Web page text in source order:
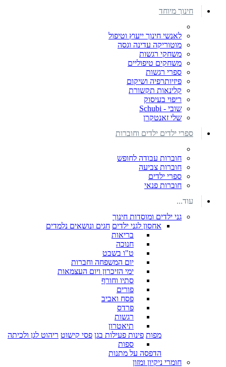
חינוך מיוחד
לאנשי חינוך ייעוץ וטיפול
מוטוריקה עדינה וגסה
משחקי רגשות
משחקים טיפוליים
ספרי רגשות
פיזיותרפיה ושיקום
קלינאות תקשורת
ריפוי בעיסוק
שובי - Schubi
שלי זאנטקרן
ספרי ילדים ילדים וחוברות
חוברות עבודה לחופש
חוברות צביעה
ספרי ילדים
חוברות פנאי
עוד...
גני ילדים ומוסדות חינוך
אחסון לגני ילדים חגים ונושאים נלמדים
בריאות
חנוכה
ט"ו בשבט
יום המשפחה וחברות
ימי הזיכרון ויום העצמאות
סתיו וחורף
פורים
פסח ואביב
פרדס
רגשות
תיאטרון
מפות פינות פעילות בגן פסי קישוט ריהוט לגן ולכיתה
ספות
הדפסה על מתנות
חומרי ניקיון ומזון